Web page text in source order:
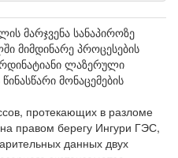
მარჯვენა სანაპიროზე
მიმდინარე პროცესების
ლაზერული
მონაცემების
протекающих в разломе
правом берегу Ингури ГЭС,
данных двух